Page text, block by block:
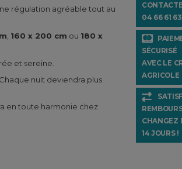
régulation agréable tout au
160 x 200 cm ou 180 x
et sereine.
nuit deviendra plus
en toute harmonie chez
04 66 61
SÉCURISÉ
AVEC LE
AGRICOLE
CHANGEZ
14 JOURS !